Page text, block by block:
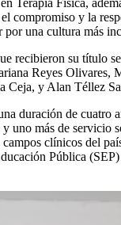
compromiso y la
por una cultura más
recibieron su título
Reyes Olivares,
Ceja, y Alan Téllez
duración de cuatro
uno más de servicio
clínicos del
Pública